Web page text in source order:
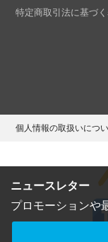
ニュースレター
プロモーションや
特定商取引法に基づ
個人情報の取扱いにつ